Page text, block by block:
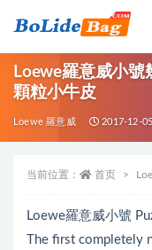
Loewe羅意威小號
顆粒小牛皮
Loewe 羅意威 2017-12-05
当前位置： 首页
Loewe羅意威小號
The first completely